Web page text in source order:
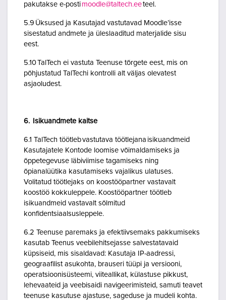
pakutakse e-posti moodle@taltech.eeteel.
5.9 Üksused ja Kasutajad vastutavad Moodle’isse
sisestatud andmete ja üleslaaditud materjalide sisu
eest.
5.10 TalTech ei vastuta Teenuse tõrgete eest, mis on
põhjustatud TalTechi kontrolli alt väljas olevatest
asjaoludest.
6. Isikuandmete kaitse
6.1 TalTech töötleb vastutava töötlejana isikuandmeid
Kasutajatele Kontode loomise võimaldamiseks ja
õppetegevuse läbiviimise tagamiseks ning
õpianalüütika kasutamiseks vajalikus ulatuses.
Volitatud töötlejaks on koostööpartner vastavalt
koostöö kokkuleppele. Koostööpartner töötleb
isikuandmeid vastavalt sõlmitud
konfidentsiaalsusleppele.
6.2 Teenuse paremaks ja efektiivsemaks pakkumiseks
kasutab Teenus veebilehitsejasse salvestatavaid
küpsiseid, mis sisaldavad: Kasutaja IP-aadressi,
geograafilist asukohta, brauseri tüüpi ja versiooni,
operatsioonisüsteemi, viiteallikat, külastuse pikkust,
lehevaateid ja veebisaidi navigeerimisteid, samuti teavet
teenuse kasutuse ajastuse, sageduse ja mudeli kohta.